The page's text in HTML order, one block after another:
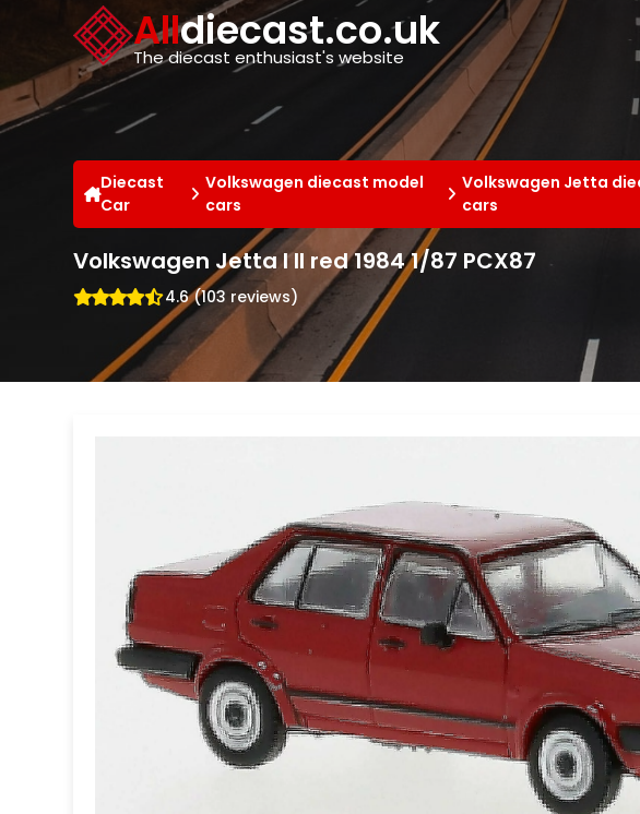
Alldiecast.co.uk
The diecast enthusiast's website
Diecast
Car
Volkswagen diecast model
cars
Volkswagen Jetta
cars
Volkswagen Jetta I II red 1984 1/87 PCX87
4.6 (103 reviews)
Cookies management panel